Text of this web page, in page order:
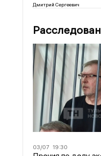
Дмитрий Сергеевич
03/07 19:30